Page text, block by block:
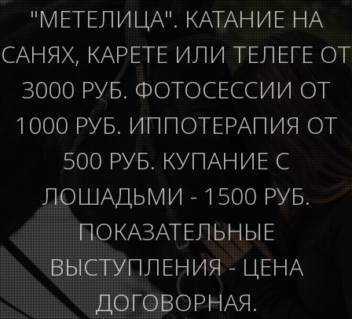
"МЕТЕЛИЦА". КАТАНИЕ НА
САНЯХ, КАРЕТЕ ИЛИ ТЕЛЕГЕ ОТ
3000 РУБ. ФОТОСЕССИИ ОТ
1000 РУБ. ИППОТЕРАПИЯ ОТ
500 РУБ. КУПАНИЕ С
ЛОШАДЬМИ - 1500 РУБ.
ПОКАЗАТЕЛЬНЫЕ
ВЫСТУПЛЕНИЯ - ЦЕНА
ДОГОВОРНАЯ.